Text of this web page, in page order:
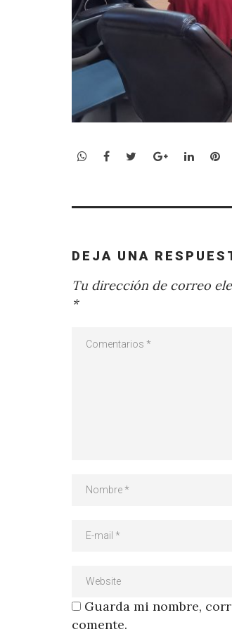
WhatsApp
Facebook
TwitterGoogle+
DEJA UNA
Tu dirección de correo
*
Guarda mi nombre,
comente.